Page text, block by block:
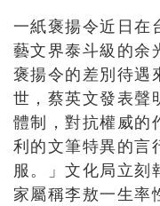
一紙褒揚令近日在
藝文界泰斗級的余
褒揚令的差別待遇
世，蔡英文發表聲
體制，對抗權威的
利的文筆特異的言
服。」文化局立刻
家屬稱李敖一生率